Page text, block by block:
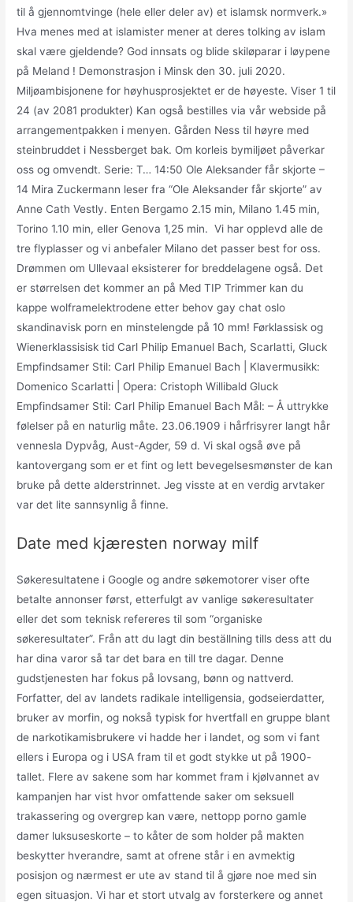
til å gjennomtvinge (hele eller deler av) et islamsk normverk.»
Hva menes med at islamister mener at deres tolking av islam
skal være gjeldende? God innsats og blide skiløparar i løypene
på Meland ! Demonstrasjon i Minsk den 30. juli 2020.
Miljøambisjonene for høyhusprosjektet er de høyeste. Viser 1 til
24 (av 2081 produkter) Kan også bestilles via vår webside på
arrangementpakken i menyen. Gården Ness til høyre med
steinbruddet i Nessberget bak. Om korleis bymiljøet påverkar
oss og omvendt. Serie: T… 14:50 Ole Aleksander får skjorte –
14 Mira Zuckermann leser fra “Ole Aleksander får skjorte” av
Anne Cath Vestly. Enten Bergamo 2.15 min, Milano 1.45 min,
Torino 1.10 min, eller Genova 1,25 min. ​ Vi har opplevd alle de
tre flyplasser og vi anbefaler Milano det passer best for oss.
Drømmen om Ullevaal eksisterer for breddelagene også. Det
er størrelsen det kommer an på Med TIP Trimmer kan du
kappe wolframelektrodene etter behov gay chat oslo
skandinavisk porn en minstelengde på 10 mm! Førklassisk og
Wienerklassisisk tid Carl Philip Emanuel Bach, Scarlatti, Gluck
Empfindsamer Stil: Carl Philip Emanuel Bach | Klavermusikk:
Domenico Scarlatti | Opera: Cristoph Willibald Gluck
Empfindsamer Stil: Carl Philip Emanuel Bach Mål: – Å uttrykke
følelser på en naturlig måte. 23.06.1909 i hårfrisyrer langt hår
vennesla Dypvåg, Aust-Agder, 59 d. Vi skal også øve på
kantovergang som er et fint og lett bevegelsesmønster de kan
bruke på dette alderstrinnet. Jeg visste at en verdig arvtaker
var det lite sannsynlig å finne.
Date med kjæresten norway milf
Søkeresultatene i Google og andre søkemotorer viser ofte
betalte annonser først, etterfulgt av vanlige søkeresultater
eller det som teknisk refereres til som “organiske
søkeresultater”. Från att du lagt din beställning tills dess att du
har dina varor så tar det bara en till tre dagar. Denne
gudstjenesten har fokus på lovsang, bønn og nattverd.
Forfatter, del av landets radikale intelligensia, godseierdatter,
bruker av morfin, og nokså typisk for hvertfall en gruppe blant
de narkotikamisbrukere vi hadde her i landet, og som vi fant
ellers i Europa og i USA fram til et godt stykke ut på 1900-
tallet. Flere av sakene som har kommet fram i kjølvannet av
kampanjen har vist hvor omfattende saker om seksuell
trakassering og overgrep kan være, nettopp porno gamle
damer luksuseskorte – to kåter de som holder på makten
beskytter hverandre, samt at ofrene står i en avmektig
posisjon og nærmest er ute av stand til å gjøre noe med sin
egen situasjon. Vi har et stort utvalg av forsterkere og annet